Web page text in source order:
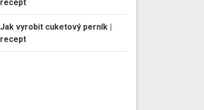
recept
Jak vyrobit cuketový perník |
recept